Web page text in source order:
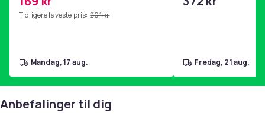
hjemmegymnastikk Pink
Tidligere laveste pris: 201 kr
mandag, 17 aug. fredag, 21 aug.
Anbefalinger til dig